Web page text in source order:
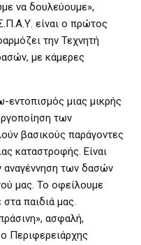
να δουλεύουμε»,
είναι ο πρώτος
την Τεχνητή
με κάμερες
εντοπισμός μιας μικρής
των
βασικούς παράγοντες
καταστροφής. Είναι
αναγέννηση των δασών
μας. Το οφείλουμε
παιδιά μας.
ασφαλή,
Περιφερειάρχης